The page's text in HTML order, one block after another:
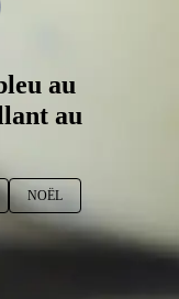
au
au
NOËL